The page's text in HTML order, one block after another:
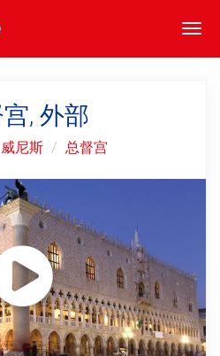
, 外部
威尼斯 总督宫